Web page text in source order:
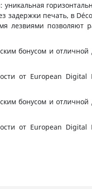
задержки печать, в
лезвиями позволяют
бонусом и
от European Digital
бонусом и
от European Digital